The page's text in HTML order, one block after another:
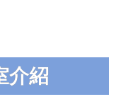
介紹